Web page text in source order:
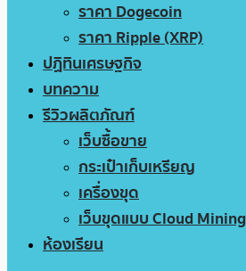
ราคา Dogecoin
ราคา Ripple (XRP)
ปฏิทินเศรษฐกิจ
บทความ
รีวิวผลิตภัณฑ์
เว็บซื้อขาย
กระเป๋าเก็บเหรียญ
เครื่องขุด
เว็บขุดแบบ Cloud Mining
ห้องเรียน